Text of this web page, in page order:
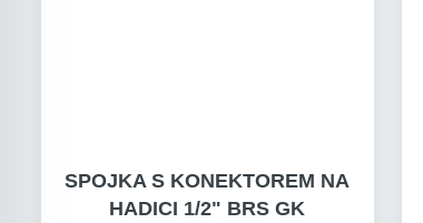
SPOJKA S KONEKTOREM NA
HADICI 1/2" BRS GK